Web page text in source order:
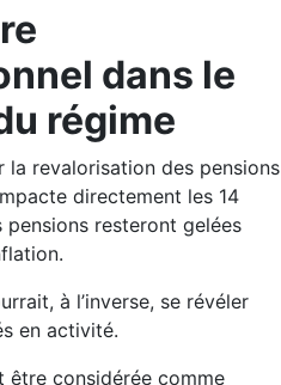
dans le
régime
la revalorisation des pensions
directement les 14
resteront gelées
à l’inverse, se révéler
en activité.
considérée comme